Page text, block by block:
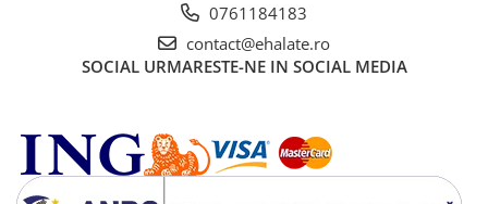
0761184183
contact@ehalate.ro
SOCIAL URMARESTE-NE IN SOCIAL MEDIA